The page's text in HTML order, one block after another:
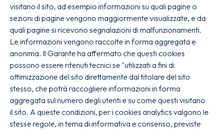
visitano il sito, ad esempio informazioni su quali pagine o
sezioni di pagine vengono maggiormente visualizzate, e da
quali pagine si ricevono segnalazioni di malfunzionamenti.
Le informazioni vengono raccolte in forma aggregata e
anonima. Il Garante ha affermato che questi cookies
possono essere ritenuti tecnici se "utilizzati a fini di
ottimizzazione del sito direttamente dal titolare del sito
stesso, che potrà raccogliere informazioni in forma
aggregata sul numero degli utenti e su come questi visitano
il sito. A queste condizioni, per i cookies analytics valgono le
stesse regole, in tema di informativa e consenso, previste